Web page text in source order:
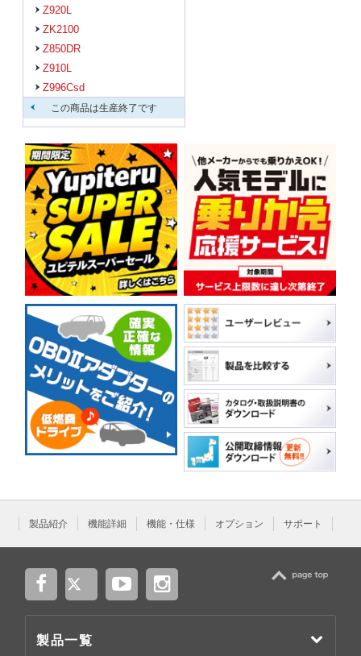
Z920L
ZK2100
Z850DR
Z910L
Z996Csd
この商品は生産終了です
製品紹介 機能詳細 機能・仕様 オプション サポート
製品一覧